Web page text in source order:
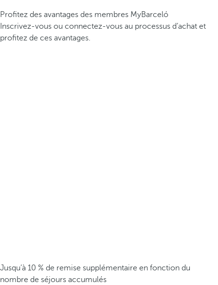
Profitez des avantages des membres MyBarceló
Inscrivez-vous ou connectez-vous au processus d’achat et
profitez de ces avantages.
Jusqu’à 10 % de remise supplémentaire en fonction du
nombre de séjours accumulés